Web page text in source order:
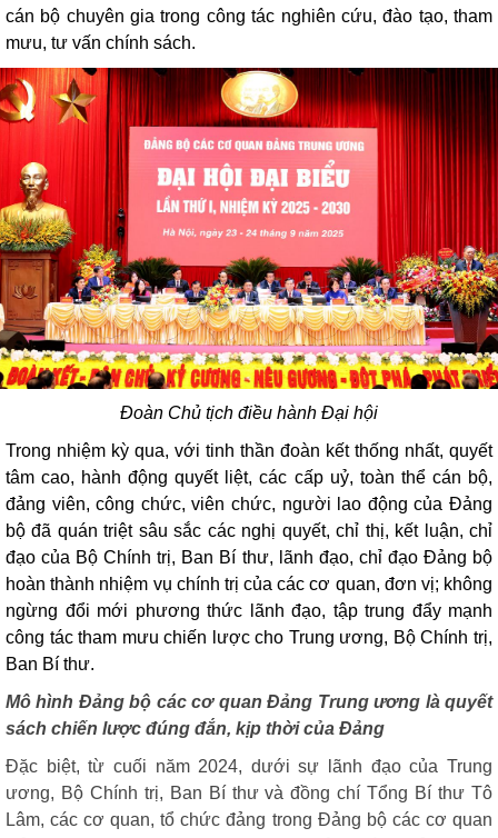
cán bộ chuyên gia trong công tác nghiên cứu, đào tạo, tham
mưu, tư vấn chính sách.
Đoàn Chủ tịch điều hành Đại hội
Trong nhiệm kỳ qua, với tinh thần đoàn kết thống nhất, quyết
tâm cao, hành động quyết liệt, các cấp uỷ, toàn thể cán bộ,
đảng viên, công chức, viên chức, người lao động của Đảng
bộ đã quán triệt sâu sắc các nghị quyết, chỉ thị, kết luận, chỉ
đạo của Bộ Chính trị, Ban Bí thư, lãnh đạo, chỉ đạo Đảng bộ
hoàn thành nhiệm vụ chính trị của các cơ quan, đơn vị; không
ngừng đổi mới phương thức lãnh đạo, tập trung đẩy mạnh
công tác tham mưu chiến lược cho Trung ương, Bộ Chính trị,
Ban Bí thư.
Mô hình Đảng bộ các cơ quan Đảng Trung ương là quyết
sách chiến lược đúng đắn, kịp thời của Đảng
Đặc biệt, từ cuối năm 2024, dưới sự lãnh đạo của Trung
ương, Bộ Chính trị, Ban Bí thư và đồng chí Tổng Bí thư Tô
Lâm, các cơ quan, tổ chức đảng trong Đảng bộ các cơ quan